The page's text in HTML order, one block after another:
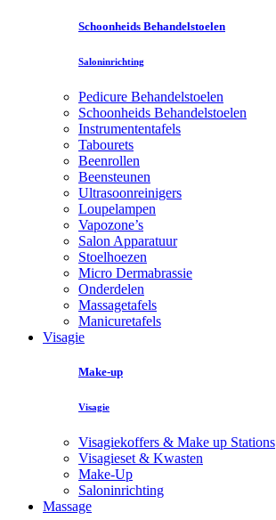
Schoonheids Behandelstoelen
Saloninrichting
Pedicure Behandelstoelen
Schoonheids Behandelstoelen
Instrumententafels
Tabourets
Beenrollen
Beensteunen
Ultrasoonreinigers
Loupelampen
Vapozone’s
Salon Apparatuur
Stoelhoezen
Micro Dermabrassie
Onderdelen
Massagetafels
Manicuretafels
Visagie
Make-up
Visagie
Visagiekoffers & Make up Stations
Visagieset & Kwasten
Make-Up
Saloninrichting
Massage